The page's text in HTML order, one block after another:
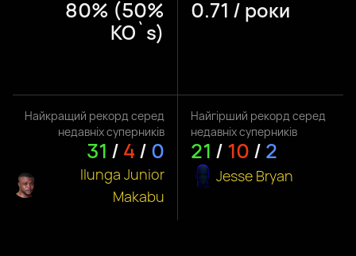
80% (50%
KO`s)
0.71 / роки
Найкращий рекорд серед
недавніх суперників
31 / 4 / 0
Ilunga Junior
Makabu
Найгірший рекорд серед
недавніх суперників
21 / 10 / 2
Jesse Bryan